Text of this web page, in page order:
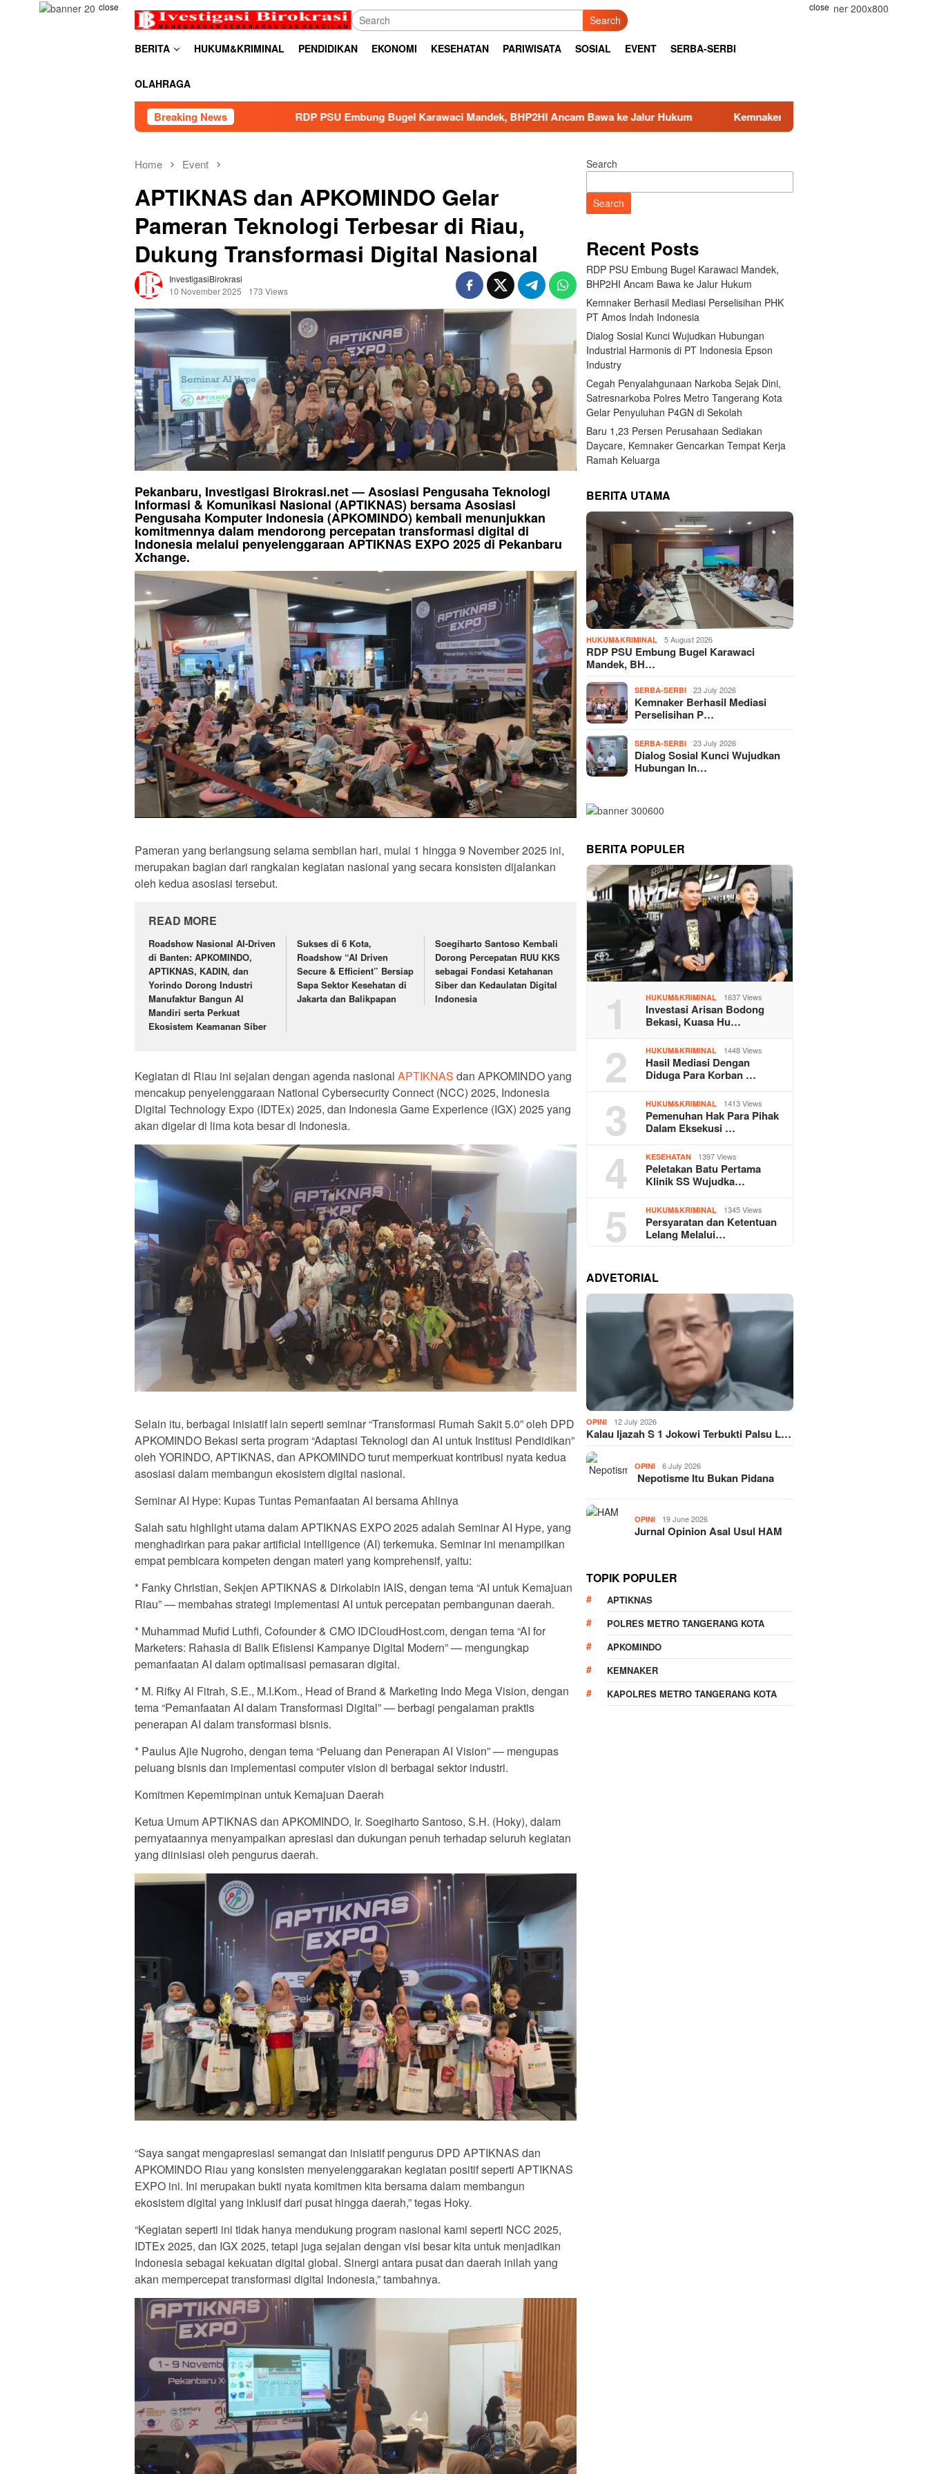
close close
Search
BERITA HUKUM&KRIMINAL PENDIDIKAN EKONOMI KESEHATAN PARIWISATA SOSIAL EVENT SERBA-SERBI
OLAHRAGA
Breaking News
RDP PSU Embung Bugel Karawaci Mandek, BHP2HI Ancam Bawa ke Jalur Hukum Kemnaker Berhasil Mediasi Perselisihan PHK PT Amos Indah
Home Event
APTIKNAS dan APKOMINDO Gelar
Pameran Teknologi Terbesar di Riau,
Dukung Transformasi Digital Nasional
InvestigasiBirokrasi
10 November 2025
173 Views
Pekanbaru, Investigasi Birokrasi.net — Asosiasi Pengusaha Teknologi
Informasi & Komunikasi Nasional (APTIKNAS) bersama Asosiasi
Pengusaha Komputer Indonesia (APKOMINDO) kembali menunjukkan
komitmennya dalam mendorong percepatan transformasi digital di
Indonesia melalui penyelenggaraan APTIKNAS EXPO 2025 di Pekanbaru
Xchange.
Pameran yang berlangsung selama sembilan hari, mulai 1 hingga 9 November 2025 ini,
merupakan bagian dari rangkaian kegiatan nasional yang secara konsisten dijalankan
oleh kedua asosiasi tersebut.
READ MORE
Roadshow Nasional AI-Driven
di Banten: APKOMINDO,
APTIKNAS, KADIN, dan
Yorindo Dorong Industri
Manufaktur Bangun AI
Mandiri serta Perkuat
Ekosistem Keamanan Siber
Sukses di 6 Kota,
Roadshow “AI Driven
Secure & Efficient” Bersiap
Sapa Sektor Kesehatan di
Jakarta dan Balikpapan
Soegiharto Santoso Kembali
Dorong Percepatan RUU KKS
sebagai Fondasi Ketahanan
Siber dan Kedaulatan Digital
Indonesia
Kegiatan di Riau ini sejalan dengan agenda nasional APTIKNAS dan APKOMINDO yang
mencakup penyelenggaraan National Cybersecurity Connect (NCC) 2025, Indonesia
Digital Technology Expo (IDTEx) 2025, dan Indonesia Game Experience (IGX) 2025 yang
akan digelar di lima kota besar di Indonesia.
Selain itu, berbagai inisiatif lain seperti seminar “Transformasi Rumah Sakit 5.0” oleh DPD
APKOMINDO Bekasi serta program “Adaptasi Teknologi dan AI untuk Institusi Pendidikan”
oleh YORINDO, APTIKNAS, dan APKOMINDO turut memperkuat kontribusi nyata kedua
asosiasi dalam membangun ekosistem digital nasional.
Seminar AI Hype: Kupas Tuntas Pemanfaatan AI bersama Ahlinya
Salah satu highlight utama dalam APTIKNAS EXPO 2025 adalah Seminar AI Hype, yang
menghadirkan para pakar artificial intelligence (AI) terkemuka. Seminar ini menampilkan
empat pembicara kompeten dengan materi yang komprehensif, yaitu:
* Fanky Christian, Sekjen APTIKNAS & Dirkolabin IAIS, dengan tema “AI untuk Kemajuan
Riau” — membahas strategi implementasi AI untuk percepatan pembangunan daerah.
* Muhammad Mufid Luthfi, Cofounder & CMO IDCloudHost.com, dengan tema “AI for
Marketers: Rahasia di Balik Efisiensi Kampanye Digital Modern” — mengungkap
pemanfaatan AI dalam optimalisasi pemasaran digital.
* M. Rifky Al Fitrah, S.E., M.I.Kom., Head of Brand & Marketing Indo Mega Vision, dengan
tema “Pemanfaatan AI dalam Transformasi Digital” — berbagi pengalaman praktis
penerapan AI dalam transformasi bisnis.
* Paulus Ajie Nugroho, dengan tema “Peluang dan Penerapan AI Vision” — mengupas
peluang bisnis dan implementasi computer vision di berbagai sektor industri.
Komitmen Kepemimpinan untuk Kemajuan Daerah
Ketua Umum APTIKNAS dan APKOMINDO, Ir. Soegiharto Santoso, S.H. (Hoky), dalam
pernyataannya menyampaikan apresiasi dan dukungan penuh terhadap seluruh kegiatan
yang diinisiasi oleh pengurus daerah.
“Saya sangat mengapresiasi semangat dan inisiatif pengurus DPD APTIKNAS dan
APKOMINDO Riau yang konsisten menyelenggarakan kegiatan positif seperti APTIKNAS
EXPO ini. Ini merupakan bukti nyata komitmen kita bersama dalam membangun
ekosistem digital yang inklusif dari pusat hingga daerah,” tegas Hoky.
“Kegiatan seperti ini tidak hanya mendukung program nasional kami seperti NCC 2025,
IDTEx 2025, dan IGX 2025, tetapi juga sejalan dengan visi besar kita untuk menjadikan
Indonesia sebagai kekuatan digital global. Sinergi antara pusat dan daerah inilah yang
akan mempercepat transformasi digital Indonesia,” tambahnya.
Search
Search
Recent Posts
RDP PSU Embung Bugel Karawaci Mandek,
BHP2HI Ancam Bawa ke Jalur Hukum
Kemnaker Berhasil Mediasi Perselisihan PHK
PT Amos Indah Indonesia
Dialog Sosial Kunci Wujudkan Hubungan
Industrial Harmonis di PT Indonesia Epson
Industry
Cegah Penyalahgunaan Narkoba Sejak Dini,
Satresnarkoba Polres Metro Tangerang Kota
Gelar Penyuluhan P4GN di Sekolah
Baru 1,23 Persen Perusahaan Sediakan
Daycare, Kemnaker Gencarkan Tempat Kerja
Ramah Keluarga
BERITA UTAMA
HUKUM&KRIMINAL 5 August 2026
RDP PSU Embung Bugel Karawaci
Mandek, BH…
SERBA-SERBI 23 July 2026
Kemnaker Berhasil Mediasi
Perselisihan P…
SERBA-SERBI 23 July 2026
Dialog Sosial Kunci Wujudkan
Hubungan In…
BERITA POPULER
1 HUKUM&KRIMINAL 1637 Views
Investasi Arisan Bodong
Bekasi, Kuasa Hu…
2 HUKUM&KRIMINAL 1448 Views
Hasil Mediasi Dengan
Diduga Para Korban …
3 HUKUM&KRIMINAL 1413 Views
Pemenuhan Hak Para Pihak
Dalam Eksekusi …
4 KESEHATAN 1397 Views
Peletakan Batu Pertama
Klinik SS Wujudka…
5 HUKUM&KRIMINAL 1345 Views
Persyaratan dan Ketentuan
Lelang Melalui…
ADVETORIAL
OPINI 12 July 2026
Kalau Ijazah S 1 Jokowi Terbukti Palsu L…
OPINI 6 July 2026
Nepotisme Itu Bukan Pidana
OPINI 19 June 2026
Jurnal Opinion Asal Usul HAM
TOPIK POPULER
APTIKNAS
POLRES METRO TANGERANG KOTA
APKOMINDO
KEMNAKER
KAPOLRES METRO TANGERANG KOTA